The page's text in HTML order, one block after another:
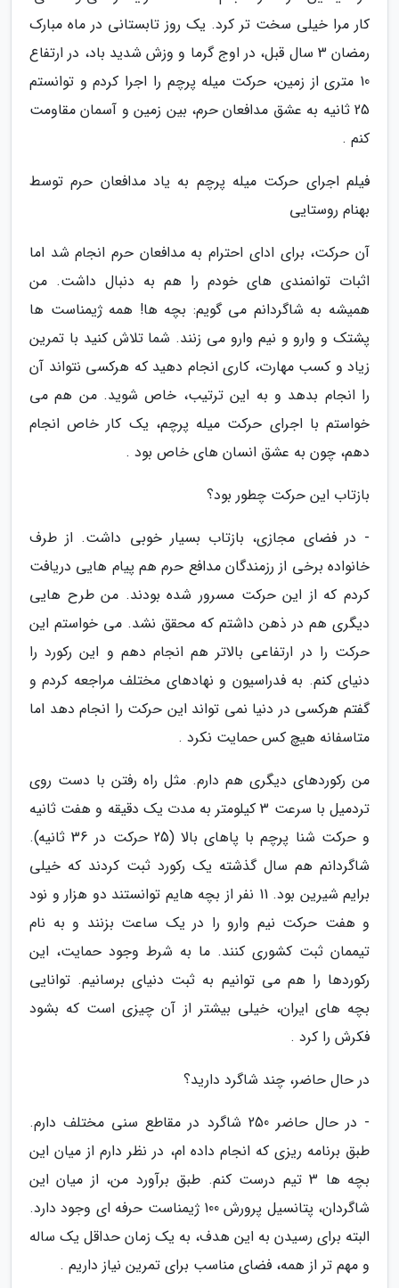
کار مرا خیلی سخت تر کرد. یک روز تابستانی در ماه مبارک
رمضان 3 سال قبل، در اوج گرما و وزش شدید باد، در ارتفاع
10 متری از زمین، حرکت میله پرچم را اجرا کردم و توانستم
25 ثانیه به عشق مدافعان حرم، بین زمین و آسمان مقاومت
کنم .
فیلم اجرای حرکت میله پرچم به یاد مدافعان حرم توسط
بهنام روستایی
آن حرکت، برای ادای احترام به مدافعان حرم انجام شد اما
اثبات توانمندی های خودم را هم به دنبال داشت. من
همیشه به شاگردانم می گویم: بچه ها! همه ژیمناست ها
پشتک و وارو و نیم وارو می زنند. شما تلاش کنید با تمرین
زیاد و کسب مهارت، کاری انجام دهید که هرکسی نتواند آن
را انجام بدهد و به این ترتیب، خاص شوید. من هم می
خواستم با اجرای حرکت میله پرچم، یک کار خاص انجام
دهم، چون به عشق انسان های خاص بود .
بازتاب این حرکت چطور بود؟
- در فضای مجازی، بازتاب بسیار خوبی داشت. از طرف
خانواده برخی از رزمندگان مدافع حرم هم پیام هایی دریافت
کردم که از این حرکت مسرور شده بودند. من طرح هایی
دیگری هم در ذهن داشتم که محقق نشد. می خواستم این
حرکت را در ارتفاعی بالاتر هم انجام دهم و این رکورد را
دنیای کنم. به فدراسیون و نهادهای مختلف مراجعه کردم و
گفتم هرکسی در دنیا نمی تواند این حرکت را انجام دهد اما
متاسفانه هیچ کس حمایت نکرد .
من رکوردهای دیگری هم دارم. مثل راه رفتن با دست روی
تردمیل با سرعت 3 کیلومتر به مدت یک دقیقه و هفت ثانیه
و حرکت شنا پرچم با پاهای بالا (25 حرکت در 36 ثانیه).
شاگردانم هم سال گذشته یک رکورد ثبت کردند که خیلی
برایم شیرین بود. 11 نفر از بچه هایم توانستند دو هزار و نود
و هفت حرکت نیم وارو را در یک ساعت بزنند و به نام
تیممان ثبت کشوری کنند. ما به شرط وجود حمایت، این
رکوردها را هم می توانیم به ثبت دنیای برسانیم. توانایی
بچه های ایران، خیلی بیشتر از آن چیزی است که بشود
فکرش را کرد .
در حال حاضر، چند شاگرد دارید؟
- در حال حاضر 250 شاگرد در مقاطع سنی مختلف دارم.
طبق برنامه ریزی که انجام داده ام، در نظر دارم از میان این
بچه ها 3 تیم درست کنم. طبق برآورد من، از میان این
شاگردان، پتانسیل پرورش 100 ژیمناست حرفه ای وجود دارد.
البته برای رسیدن به این هدف، به یک زمان حداقل یک ساله
و مهم تر از همه، فضای مناسب برای تمرین نیاز داریم .